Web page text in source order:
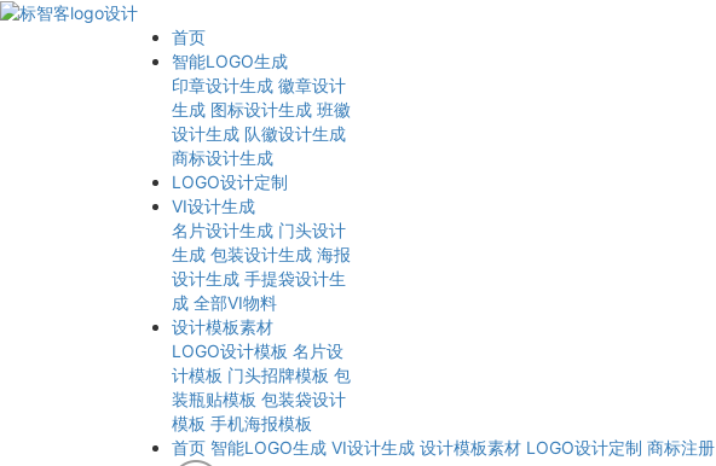
首页
智能LOGO生成
印章设计生成 徽章设计
生成 图标设计生成 班徽
设计生成 队徽设计生成
商标设计生成
LOGO设计定制
VI设计生成
名片设计生成 门头设计
生成 包装设计生成 海报
设计生成 手提袋设计生
成 全部VI物料
设计模板素材
LOGO设计模板 名片设
计模板 门头招牌模板 包
装瓶贴模板 包装袋设计
模板 手机海报模板
首页 智能LOGO生成 VI设计生成 设计模板素材 LOGO设计定制 商标注册